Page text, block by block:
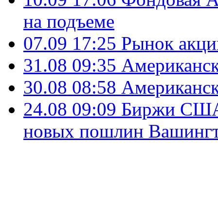
на подъеме
07.09 17:25 Рынок
31.08 09:35
30.08 08:58
24.08 09:09 Биржи США
новых пошлин